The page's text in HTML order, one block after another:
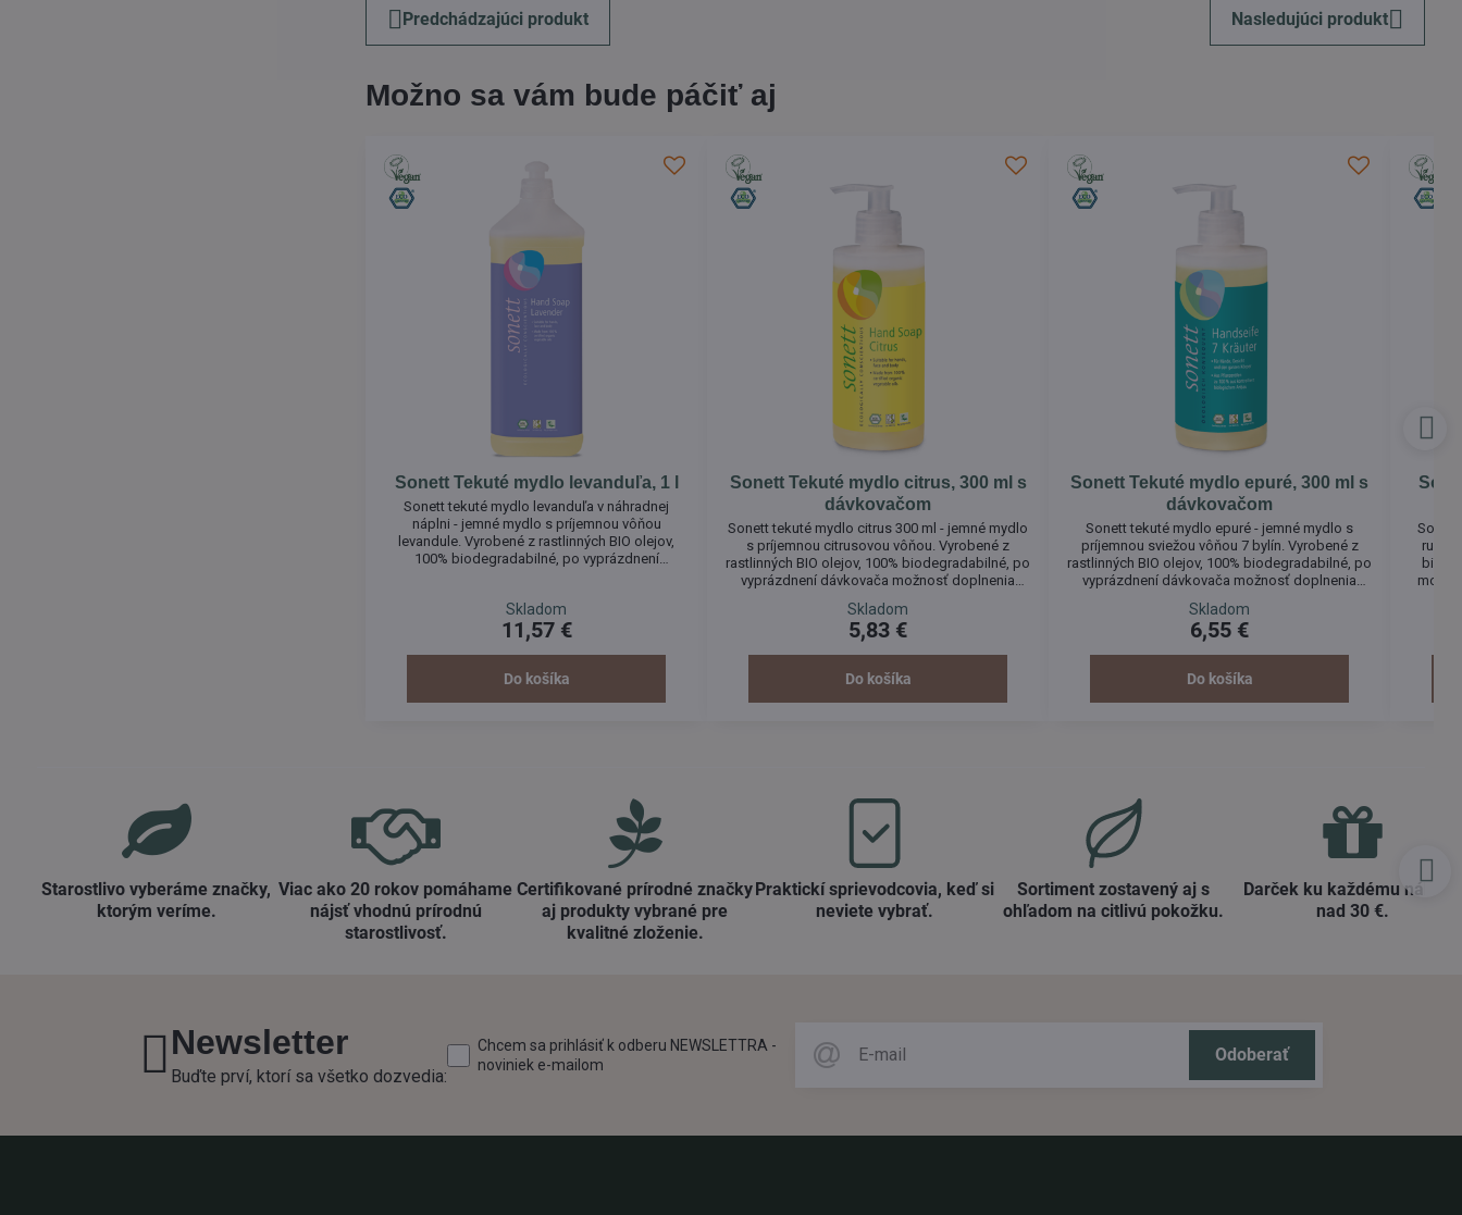
Predchádzajúci produkt Nasledujúci produkt
Možno sa vám bude páčiť aj
Sonett Tekuté mydlo levanduľa, 1 l
Sonett tekuté mydlo levanduľa v náhradnej
náplni - jemné mydlo s príjemnou vôňou
levandule. Vyrobené z rastlinných BIO olejov,
100% biodegradabilné, po vyprázdnení
používané na umývanie a ošetrenie pokožky rúk,
tváre a celého tela.
Skladom
11,57 €
Do košíka
Sonett Tekuté mydlo citrus, 300 ml s
dávkovačom
Sonett tekuté mydlo citrus 300 ml - jemné mydlo
s príjemnou citrusovou vôňou. Vyrobené z
rastlinných BIO olejov, 100% biodegradabilné, po
vyprázdnení dávkovača možnosť doplnenia
byť používané na umývanie a ošetrenie pokožky
rúk, tváre a celého tela.
Skladom
5,83 €
Do košíka
Sonett Tekuté mydlo epuré, 300 ml s
dávkovačom
Sonett tekuté mydlo epuré - jemné mydlo s
príjemnou sviežou vôňou 7 bylín. Vyrobené z
rastlinných BIO olejov, 100% biodegradabilné, po
vyprázdnení dávkovača možnosť doplnenia
byť používané na umývanie a ošetrenie pokožky
rúk, tváre a celého tela.
Skladom
6,55 €
Do košíka
Sonett
ruže.
Starostlivo vyberáme značky,
ktorým veríme​.
Viac ako 20 rokov pomáhame
nájsť vhodnú prírodnú
starostlivosť​.
Certifikované prírodné značky
aj produkty vybrané pre
kvalitné zloženie​.
Praktickí sprievodcovia, keď si
neviete vybrať​.
Sortiment zostavený aj s
ohľadom na citlivú pokožku​.
Darček ku každému nákupu
nad 30 €​.
Newsletter
Buďte prví, ktorí sa všetko dozvedia:
Odoberať
Chcem sa prihlásiť k odberu NEWSLETTRA -
noviniek e-mailom